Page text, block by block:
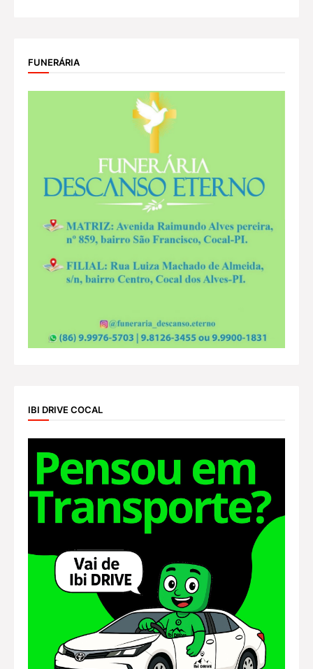
FUNERÁRIA
IBI DRIVE COCAL